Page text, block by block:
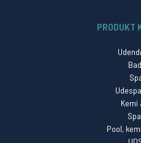
PRODUKT
Kemi
Pool,